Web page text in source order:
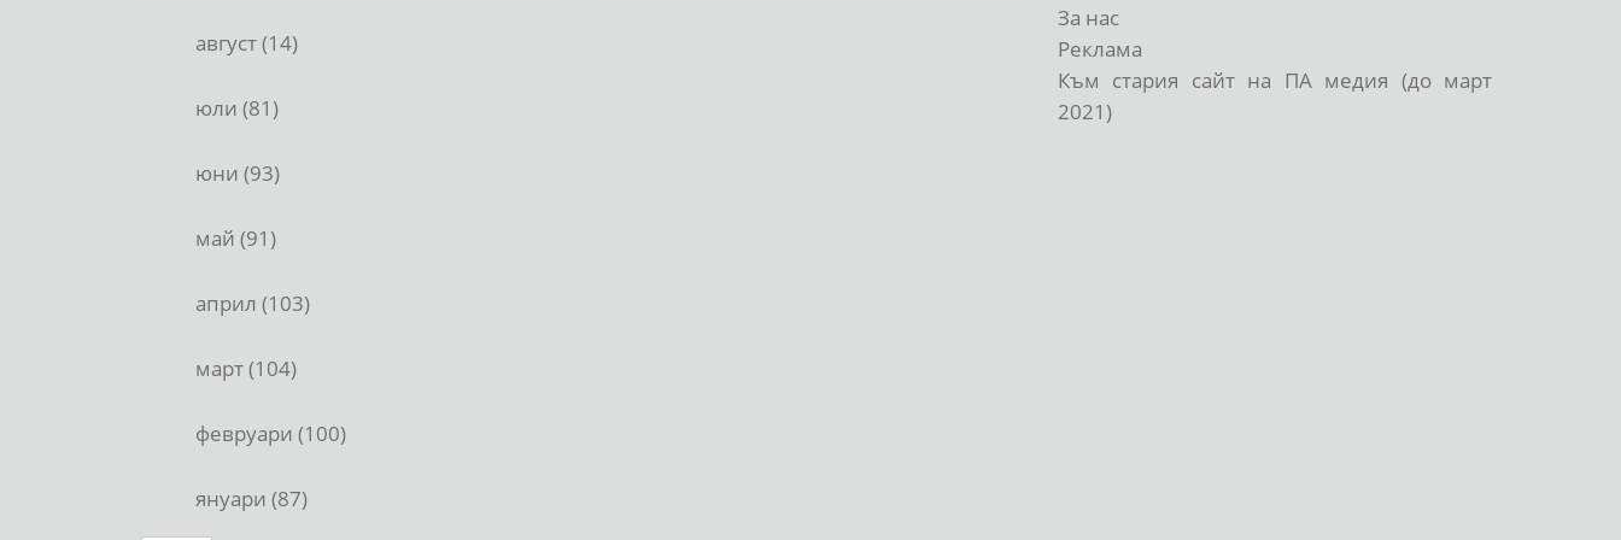
август (14)
юли (81)
юни (93)
май (91)
април (103)
март (104)
февруари (100)
януари (87)
За нас
Реклама
Към стария сайт на ПА медия (до март
2021)